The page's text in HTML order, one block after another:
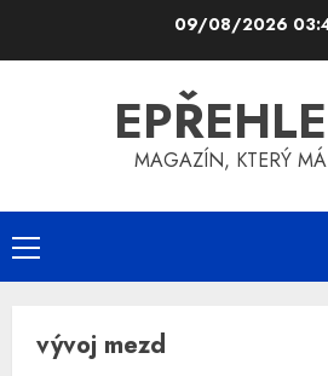
09/08/2026
MAGAZÍN, KTERÝ
Primary
Menu
vývoj mezd